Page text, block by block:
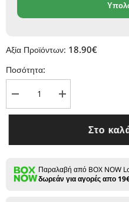
Αξία Προϊόντων: 18.90€
Ποσότητα:
Μείωση
ποσότητας
για
Tears
-
Αύξηση
ποσότητας
για
Tears
-
Flavor
Στο
Παραλαβή από BOX NOW
δωρεάν για αγορές απο